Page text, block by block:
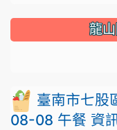
龍
臺南市七股
08-08 午餐 資